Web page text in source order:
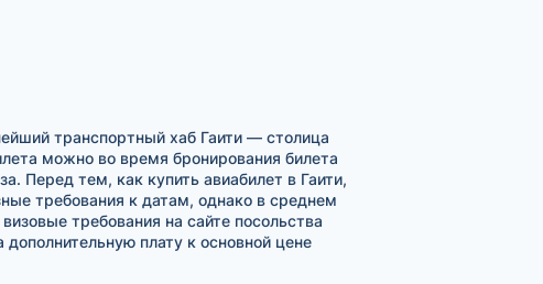
транспортный хаб Гаити — столица
можно во время бронирования билета
Перед тем, как купить авиабилет в Гаити,
требования к датам, однако в среднем
требования на сайте посольства
плату к основной цене